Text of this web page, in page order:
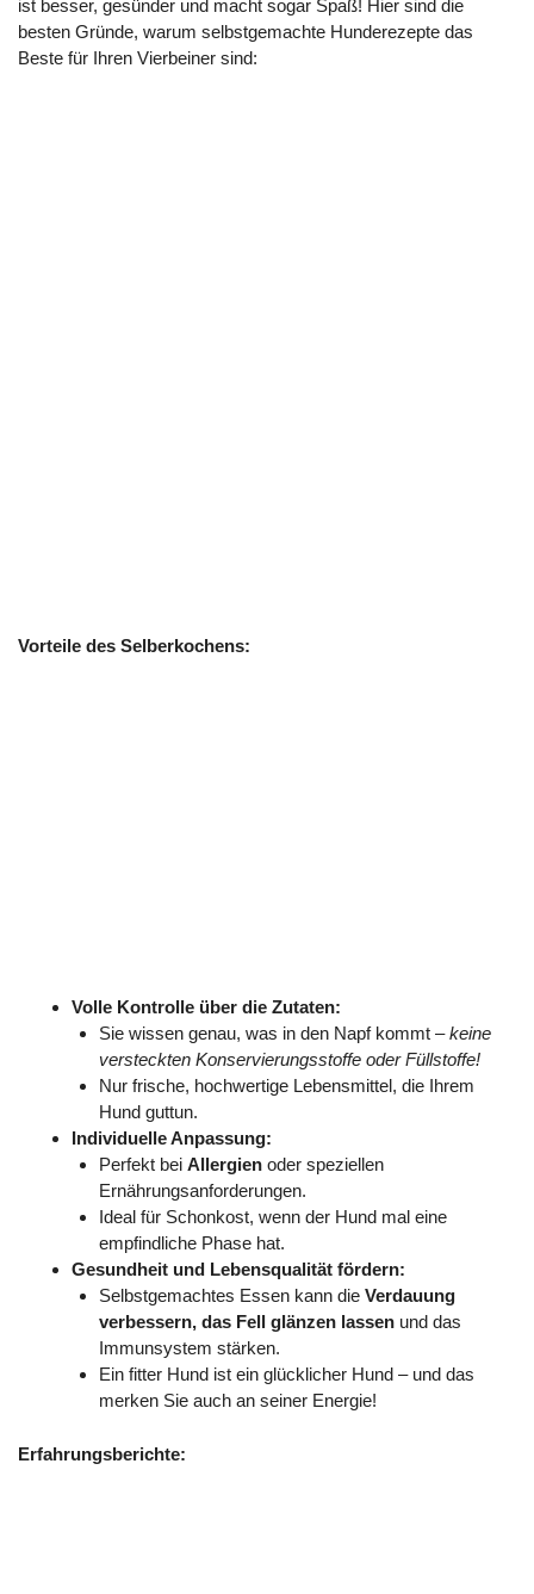
ist besser, gesünder und macht sogar Spaß! Hier sind die
besten Gründe, warum selbstgemachte Hunderezepte das
Beste für Ihren Vierbeiner sind:
Vorteile des Selberkochens:
Volle Kontrolle über die Zutaten:
Sie wissen genau, was in den Napf kommt –keine
versteckten Konservierungsstoffe oder Füllstoffe!
Nur frische, hochwertige Lebensmittel, die Ihrem
Hund guttun.
Individuelle Anpassung:
Perfekt bei Allergienoder speziellen
Ernährungsanforderungen.
Ideal für Schonkost, wenn der Hund mal eine
empfindliche Phase hat.
Gesundheit und Lebensqualität fördern:
Selbstgemachtes Essen kann die Verdauung
verbessern, das Fell glänzen lassenund das
Immunsystem stärken.
Ein fitter Hund ist ein glücklicher Hund – und das
merken Sie auch an seiner Energie!
Erfahrungsberichte: